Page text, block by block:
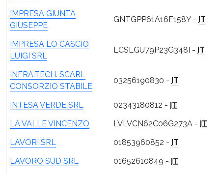
IMPRESA GIUNTA
GIUSEPPE
GNTGPP61A16F158Y - IT
IMPRESA LO CASCIO
LUIGI SRL
LCSLGU79P23G348I - IT
INFRA.TECH. SCARL
CONSORZIO STABILE
03256190830 - IT
INTESA VERDE SRL 02343180812 - IT
LA VALLE VINCENZO
LVLVCN62C06G273A - IT
LAVORI SRL
01853960852 - IT
LAVORO SUD SRL
01652610849 - IT